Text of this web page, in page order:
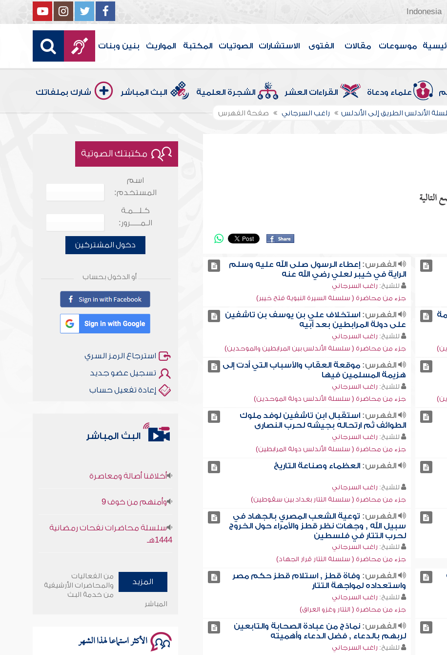
Indonesia
موسوعات مقالات الفتوى الاستشارات الصوتيات المكتبة المواريث بنين وبنات
علماء ودعاة القراءات العشر الشجرة العلمية البث المباشر شارك بملفاتك
الأندلس الطريق إلى الأندلس راغب السرجاني صفحة الفهرس
الفهرس: إعطاء الرسول صلى الله عليه وسلم
الراية في خيبر لعلي رضي الله عنه
للشيخ: راغب السرجاني
جزء من محاضرة ( سلسلة السيرة النبوية فتح خيبر)
الفهرس: استخلاف علي بن يوسف بن تاشفين
على دولة المرابطين بعد أبيه
للشيخ: راغب السرجاني
جزء من محاضرة ( سلسلة الأندلس بين المرابطين والموحدين)
الفهرس: موقعة العقاب والأسباب التي أدت إلى
هزيمة المسلمين فيها
للشيخ: راغب السرجاني
جزء من محاضرة ( سلسلة الأندلس دولة الموحدين)
الفهرس: استقبال ابن تاشفين لوفد ملوك
الطوائف ثم ارتحاله بجيشه لحرب النصارى
للشيخ: راغب السرجاني
جزء من محاضرة ( سلسلة الأندلس دولة المرابطين)
الفهرس: العظماء وصناعة التاريخ
للشيخ: راغب السرجاني
جزء من محاضرة ( سلسلة التتار بغداد بين سقوطين)
الفهرس: توعية الشعب المصري بالجهاد في
سبيل الله , وجهات نظر قطز والأمراء حول الخروج
لحرب التتار في فلسطين
للشيخ: راغب السرجاني
جزء من محاضرة ( سلسلة التتار قرار الجهاد)
الفهرس: وفاة قطز , استلام قطز حكم مصر
واستعداده لمواجهة التتار
للشيخ: راغب السرجاني
جزء من محاضرة ( التتار وغزو العراق)
الفهرس: نماذج من عبادة الصحابة والتابعين
لربهم بالدعاء , فضل الدعاء وأهميته
للشيخ: راغب السرجاني
مكتبتك الصوتية
اسم
المستخدم:
كـلـــمـة
الـمـــــرور:
دخول المشتركين
أو الدخول بحساب
استرجاع الرمز السري
تسجيل عضو جديد
إعادة تفعيل حساب
البث المباشر
1444هـ
وأمنهم من خوف 9
سلسلة محاضرات نفحات رمضانية
المزيد
من الفعاليات
والمحاضرات الأرشيفية
من خدمة البث
المباشر
الأكثر استماعا لهذا الشهر